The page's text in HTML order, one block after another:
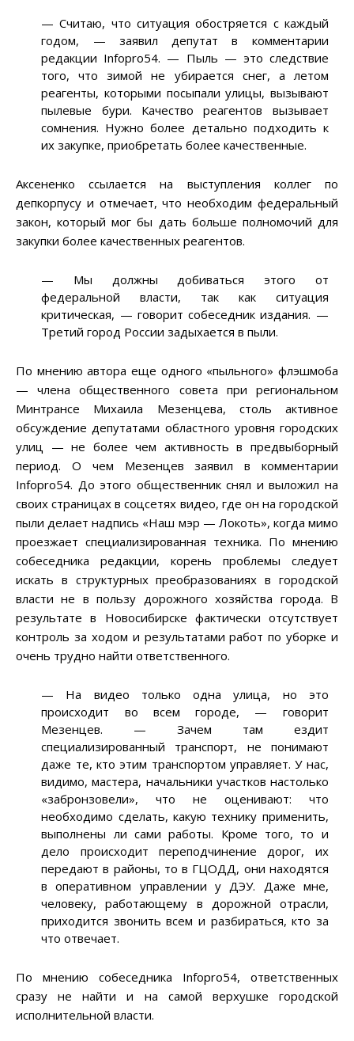
— Считаю, что ситуация обостряется с каждый
годом, — заявил депутат в комментарии
редакции Infopro54. — Пыль — это следствие
того, что зимой не убирается снег, а летом
реагенты, которыми посыпали улицы, вызывают
пылевые бури. Качество реагентов вызывает
сомнения. Нужно более детально подходить к
их закупке, приобретать более качественные.
Аксененко ссылается на выступления коллег по
депкорпусу и отмечает, что необходим федеральный
закон, который мог бы дать больше полномочий для
закупки более качественных реагентов.
— Мы должны добиваться этого от
федеральной власти, так как ситуация
критическая, — говорит собеседник издания. —
Третий город России задыхается в пыли.
По мнению автора еще одного «пыльного» флэшмоба
— члена общественного совета при региональном
Минтрансе Михаила Мезенцева, столь активное
обсуждение депутатами областного уровня городских
улиц — не более чем активность в предвыборный
период. О чем Мезенцев заявил в комментарии
Infopro54. До этого общественник снял и выложил на
своих страницах в соцсетях видео, где он на городской
пыли делает надпись «Наш мэр — Локоть», когда мимо
проезжает специализированная техника. По мнению
собеседника редакции, корень проблемы следует
искать в структурных преобразованиях в городской
власти не в пользу дорожного хозяйства города. В
результате в Новосибирске фактически отсутствует
контроль за ходом и результатами работ по уборке и
очень трудно найти ответственного.
— На видео только одна улица, но это
происходит во всем городе, — говорит
Мезенцев. — Зачем там ездит
специализированный транспорт, не понимают
даже те, кто этим транспортом управляет. У нас,
видимо, мастера, начальники участков настолько
«забронзовели», что не оценивают: что
необходимо сделать, какую технику применить,
выполнены ли сами работы. Кроме того, то и
дело происходит переподчинение дорог, их
передают в районы, то в ГЦОДД, они находятся
в оперативном управлении у ДЭУ. Даже мне,
человеку, работающему в дорожной отрасли,
приходится звонить всем и разбираться, кто за
что отвечает.
По мнению собеседника Infopro54, ответственных
сразу не найти и на самой верхушке городской
исполнительной власти.